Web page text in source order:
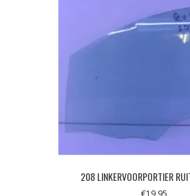
208 LINKERVOORPORTIER